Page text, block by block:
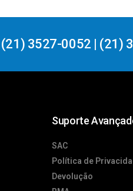
(21) 3527-0052 | (21)
Suporte
SAC
Política de
Devolução